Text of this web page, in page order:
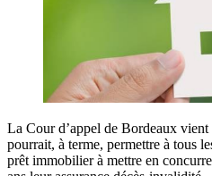
La Cour d’appel de Bordeaux
pourrait, à terme, permettre à tous
prêt immobilier à mettre en